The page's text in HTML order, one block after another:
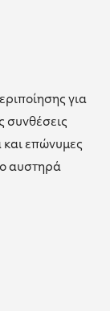
για
συνθέσεις
και επώνυμες
αυστηρά